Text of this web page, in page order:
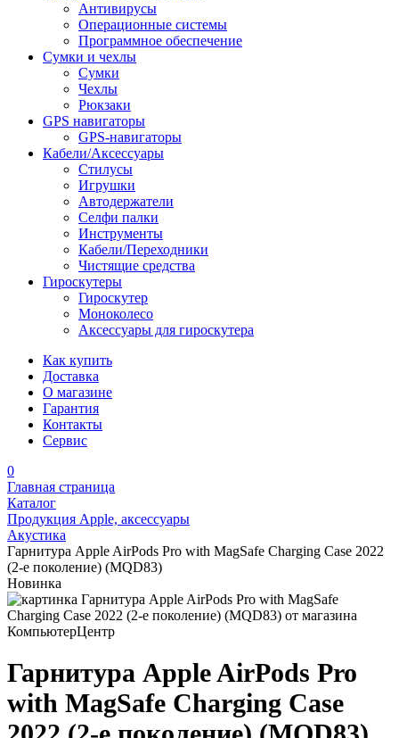
Антивирусы
Операционные системы
Программное обеспечение
Сумки и чехлы
Сумки
Чехлы
Рюкзаки
GPS навигаторы
GPS-навигаторы
Кабели/Аксессуары
Стилусы
Игрушки
Автодержатели
Селфи палки
Инструменты
Кабели/Переходники
Чистящие средства
Гироскутеры
Гироскутер
Моноколесо
Аксессуары для гироскутера
Как купить
Доставка
О магазине
Гарантия
Контакты
Сервис
0
Главная страница
Каталог
Продукция Apple, аксессуары
Акустика
Гарнитура Apple AirPods Pro with MagSafe Charging Case 2022
(2-е поколение) (MQD83)
Новинка
Гарнитура Apple AirPods Pro
with MagSafe Charging Case